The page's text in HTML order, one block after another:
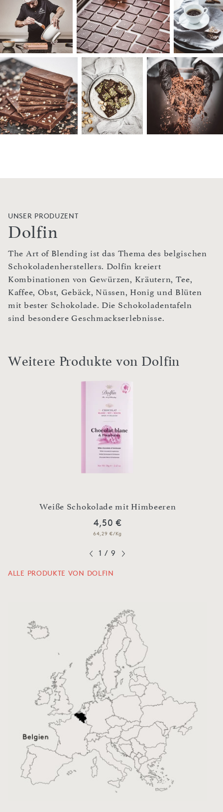
UNSER PRODUZENT
Dolfin
The Art of Blending ist das Thema des belgischen
Schokoladenherstellers. Dolfin kreiert
Kombinationen von Gewürzen, Kräutern, Tee,
Kaffee, Obst, Gebäck, Nüssen, Honig und Blüten
mit bester Schokolade. Die Schokoladentafeln
sind besondere Geschmackserlebnisse.
Weitere Produkte von Dolfin
Weiße Schokolade mit Himbeeren
4,50 €
64,29 €/Kg
1 / 9
ALLE PRODUKTE VON DOLFIN